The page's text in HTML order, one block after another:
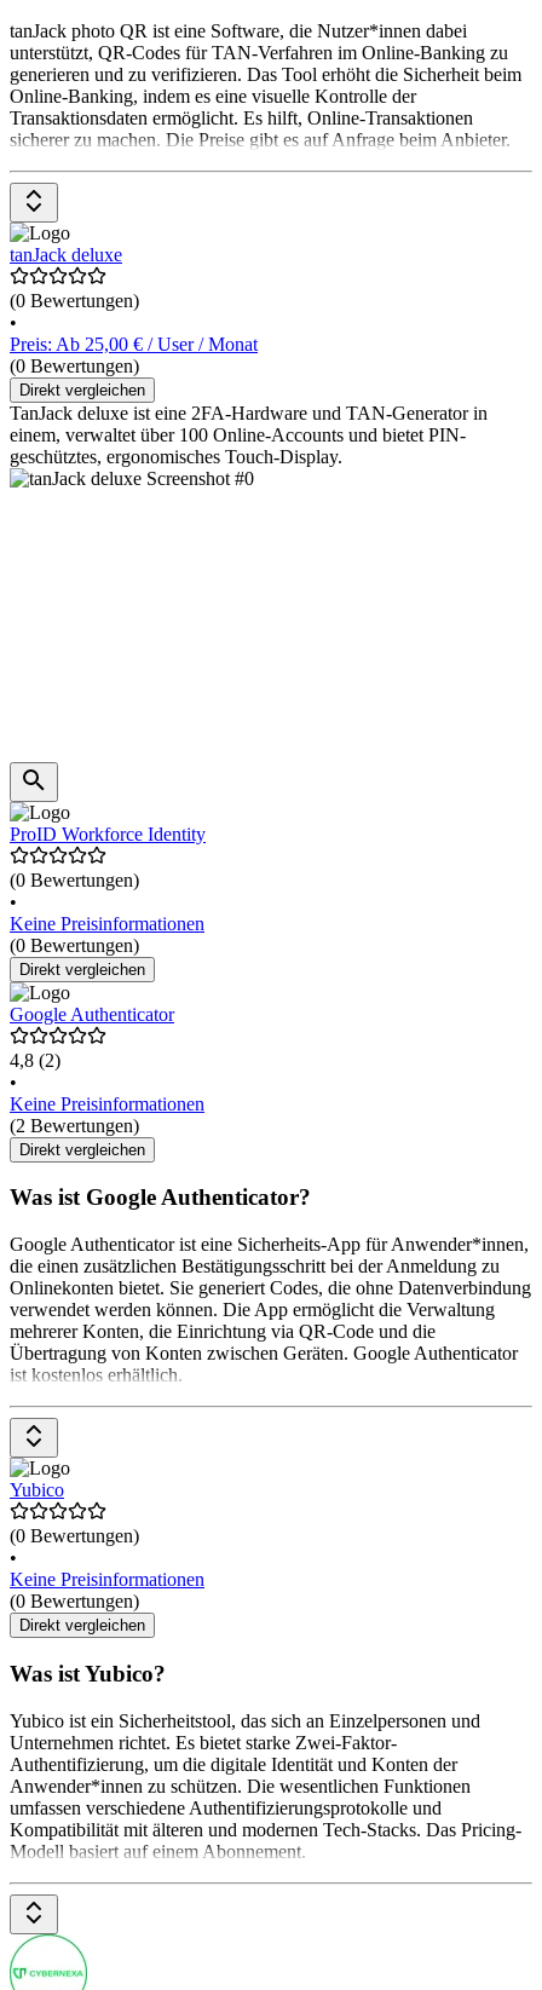
tanJack photo QR ist eine Software, die Nutzer*innen dabei
unterstützt, QR-Codes für TAN-Verfahren im Online-Banking zu
generieren und zu verifizieren. Das Tool erhöht die Sicherheit beim
Online-Banking, indem es eine visuelle Kontrolle der
Transaktionsdaten ermöglicht. Es hilft, Online-Transaktionen
sicherer zu machen. Die Preise gibt es auf Anfrage beim Anbieter.
tanJack deluxe
(0 Bewertungen)
•
Preis: Ab 25,00 € / User / Monat
(0 Bewertungen)
Direkt vergleichen
TanJack deluxe ist eine 2FA-Hardware und TAN-Generator in
einem, verwaltet über 100 Online-Accounts und bietet PIN-
geschütztes, ergonomisches Touch-Display.
ProID Workforce Identity
(0 Bewertungen)
•
Keine Preisinformationen
(0 Bewertungen)
Direkt vergleichen
Google Authenticator
4,8 (2)
•
Keine Preisinformationen
(2 Bewertungen)
Direkt vergleichen
Was ist Google Authenticator?
Google Authenticator ist eine Sicherheits-App für Anwender*innen,
die einen zusätzlichen Bestätigungsschritt bei der Anmeldung zu
Onlinekonten bietet. Sie generiert Codes, die ohne Datenverbindung
verwendet werden können. Die App ermöglicht die Verwaltung
mehrerer Konten, die Einrichtung via QR-Code und die
Übertragung von Konten zwischen Geräten. Google Authenticator
ist kostenlos erhältlich.
Yubico
(0 Bewertungen)
•
Keine Preisinformationen
(0 Bewertungen)
Direkt vergleichen
Was ist Yubico?
Yubico ist ein Sicherheitstool, das sich an Einzelpersonen und
Unternehmen richtet. Es bietet starke Zwei-Faktor-
Authentifizierung, um die digitale Identität und Konten der
Anwender*innen zu schützen. Die wesentlichen Funktionen
umfassen verschiedene Authentifizierungsprotokolle und
Kompatibilität mit älteren und modernen Tech-Stacks. Das Pricing-
Modell basiert auf einem Abonnement.